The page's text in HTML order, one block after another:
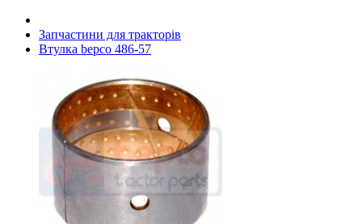
Запчастини для тракторів
Втулка bepco 486-57